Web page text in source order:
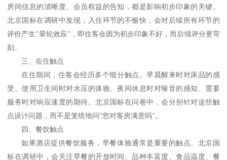
房间信息的清晰度、会员权益的告知，都是影响初步印象的关键。
北京国标在调研中发现，入住环节的不愉快，会对后续所有环节的
评价产生 "晕轮效应"，即住客会因为初步印象不好，而后续评分更苛
刻。
三、在住触点
在住期间，住客会经历多个细分触点。早晨醒来时对床品的感
受、使用卫生间时对水压的体验、夜间休息时对噪音的感知、需要
服务时对响应速度的期待。北京国标在问卷中，会分别针对这些触
点设计问题，而不是笼统地问 "您对客房满意吗"。
四、餐饮触点
如果酒店提供餐饮服务，早餐体验通常是重要的触点。北京国
标在调研中，会关注早餐的开放时间、品种丰富度、食品温度、餐